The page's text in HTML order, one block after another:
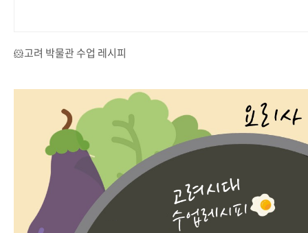
🐹고려 박물관 수업 레시피